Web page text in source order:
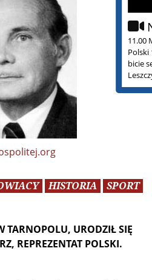
11.00
Polski
bicie
HISTORIA SPORT
TARNOPOLU, URODZIŁ SIĘ
REPREZENTAT POLSKI.